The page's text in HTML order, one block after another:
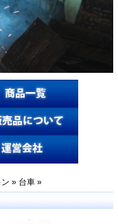
» 台車 »